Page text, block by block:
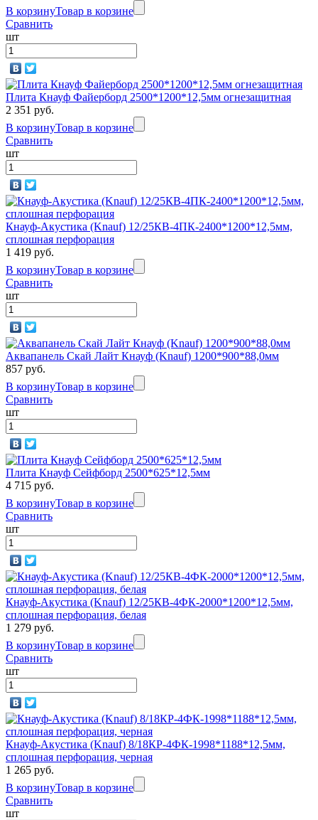
В корзинуТовар в корзине
Сравнить
шт
Плита Кнауф Файерборд 2500*1200*12,5мм огнезащитная
2 351 руб.
В корзинуТовар в корзине
Сравнить
шт
Кнауф-Акустика (Knauf) 12/25КВ-4ПК-2400*1200*12,5мм,
сплошная перфорация
1 419 руб.
В корзинуТовар в корзине
Сравнить
шт
Аквапанель Скай Лайт Кнауф (Knauf) 1200*900*88,0мм
857 руб.
В корзинуТовар в корзине
Сравнить
шт
Плита Кнауф Сейфборд 2500*625*12,5мм
4 715 руб.
В корзинуТовар в корзине
Сравнить
шт
Кнауф-Акустика (Knauf) 12/25КВ-4ФК-2000*1200*12,5мм,
сплошная перфорация, белая
1 279 руб.
В корзинуТовар в корзине
Сравнить
шт
Кнауф-Акустика (Knauf) 8/18КР-4ФК-1998*1188*12,5мм,
сплошная перфорация, черная
1 265 руб.
В корзинуТовар в корзине
Сравнить
шт